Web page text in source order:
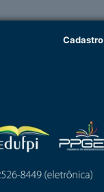
Cadastro